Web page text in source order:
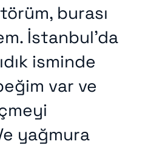
burası
İstanbul’da
isminde
var ve
yağmura